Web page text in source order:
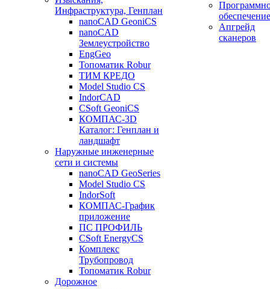
Инфраструктура, Генплан
nanoCAD GeoniCS
nanoCAD
Землеустройство
EngGeo
Топоматик Robur
ТИМ КРЕДО
Model Studio CS
IndorCAD
CSoft GeoniCS
КОМПАС-3D
Каталог: Генплан и
ландшафт
Наружные инженерные
сети и системы
nanoCAD GeoSeries
Model Studio CS
IndorSoft
КОМПАС-График
приложение
ПС ПРОФИЛЬ
CSoft EnergyCS
Комплекс
Трубопровод
Топоматик Robur
Дорожное
обеспечение
Апгрейд
сканеров